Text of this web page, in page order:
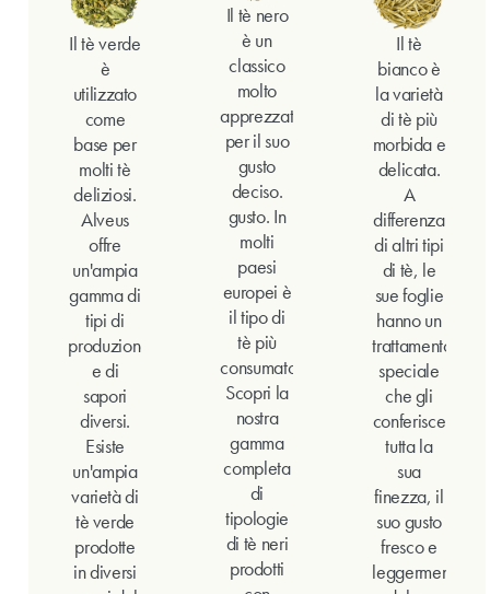
Il tè verde
è
utilizzato
come
base per
molti tè
deliziosi.
Alveus
offre
un'ampia
gamma di
tipi di
produzione
e di
sapori
diversi.
Esiste
un'ampia
varietà di
tè verde
prodotte
in diversi
Il tè nero
è un
classico
molto
apprezzato
per il suo
gusto
deciso.
gusto. In
molti
paesi
europei è
il tipo di
tè più
consumato
Scopri la
nostra
gamma
completa
di
tipologie
di tè neri
prodotti
Il tè
bianco è
la varietà
di tè più
morbida e
delicata.
A
differenza
di altri tipi
di tè, le
sue foglie
hanno un
trattamento
speciale
che gli
conferisce
tutta la
sua
finezza, il
suo gusto
fresco e
leggermente